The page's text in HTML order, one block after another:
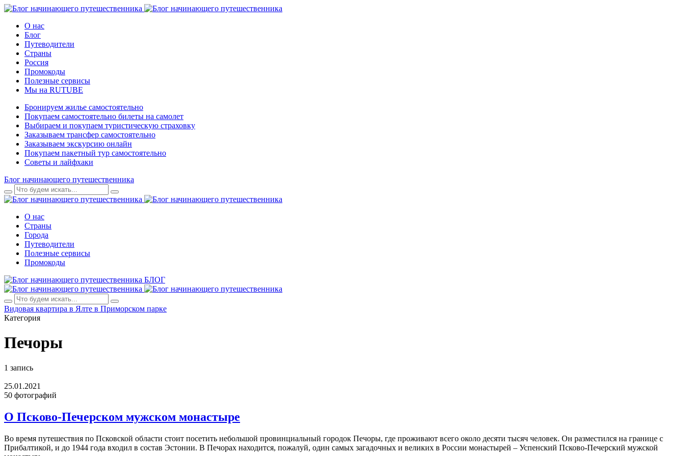
О нас
Блог
Путеводители
Страны
Россия
Промокоды
Полезные сервисы
Мы на RUTUBE
Бронируем жилье самостоятельно
Покупаем самостоятельно билеты на самолет
Выбираем и покупаем туристическую страховку
Заказываем трансфер самостоятельно
Заказываем экскурсию онлайн
Покупаем пакетный тур самостоятельно
Советы и лайфхаки
Блог начинающего путешественника
О нас
Страны
Города
Путеводители
Полезные сервисы
Промокоды
БЛОГ
Видовая квартира в Ялте в Приморском парке
Категория
Печоры
1 запись
25.01.2021
50 фотографий
О Псково-Печерском мужском монастыре
Во время путешествия по Псковской области стоит посетить небольшой провинциальный городок Печоры, где проживают всего около десяти тысяч человек. Он разместился на границе с
Прибалтикой, и до 1944 года входил в состав Эстонии. В Печорах находится, пожалуй, один самых загадочных и великих в России монастырей – Успенский Псково-Печерский мужской